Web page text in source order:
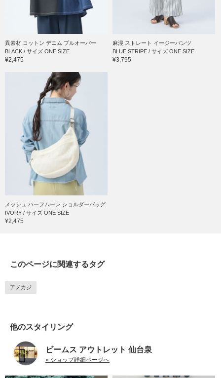
異素材 コットン デニム プルオーバー
BLACK / サイズ ONE SIZE
¥2,475
麻混 ストレート イージーパンツ
BLUE STRIPE / サイズ ONE SIZE
¥3,795
メッシュ ハーフムーン ショルダーバッグ
IVORY / サイズ ONE SIZE
¥2,475
このページに関連するタグ
アメカジ
他のスタイリング
ビームス アウトレット 仙台泉
» ショップ詳細ページへ